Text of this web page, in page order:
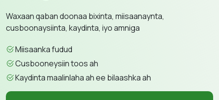
Waxaan qaban doonaa bixinta, miisaanaynta,
cusboonaysiinta, kaydinta, iyo amniga
Miisaanka fudud
Cusbooneysiin toos ah
Kaydinta maalinlaha ah ee bilaashka ah